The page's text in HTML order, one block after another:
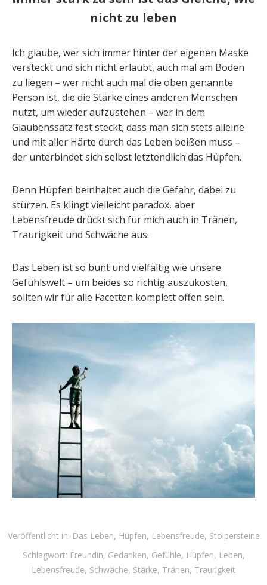
nicht zu leben
Ich glaube, wer sich immer hinter der eigenen Maske
versteckt und sich nicht erlaubt, auch mal am Boden
zu liegen – wer nicht auch mal die oben genannte
Person ist, die die Stärke eines anderen Menschen
nutzt, um wieder aufzustehen – wer in dem
Glaubenssatz fest steckt, dass man sich stets alleine
und mit aller Härte durch das Leben beißen muss –
der unterbindet sich selbst letztendlich das Hüpfen.
Denn Hüpfen beinhaltet auch die Gefahr, dabei zu
stürzen. Es klingt vielleicht paradox, aber
Lebensfreude drückt sich für mich auch in Tränen,
Traurigkeit und Schwäche aus.
Das Leben ist so bunt und vielfältig wie unsere
Gefühlswelt – um beides so richtig auszukosten,
sollten wir für alle Facetten komplett offen sein.
Veröffentlicht in: Das Leben, Hüpfen, Lebensfreude, Stolpersteine
Schlagwort: Freundin, Gedanken, Gefühle, Hüpfen, Leben,
Lebensfreude, Schwäche, Stärke, Tränen, Traurigkeit